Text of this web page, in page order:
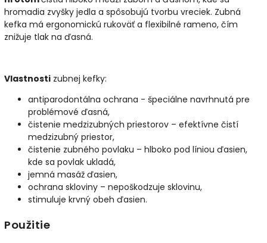
hromadia zvyšky jedla a spôsobujú tvorbu vreciek. Zubná
kefka má ergonomickú rukoväť a flexibilné rameno, čím
znižuje tlak na ďasná.
Vlastnosti zubnej kefky:
antiparodontálna ochrana - špeciálne navrhnutá pre
problémové ďasná,
čistenie medzizubných priestorov – efektívne čistí
medzizubný priestor,
čistenie zubného povlaku – hlboko pod líniou ďasien,
kde sa povlak ukladá,
jemná masáž ďasien,
ochrana skloviny – nepoškodzuje sklovinu,
stimuluje krvný obeh ďasien.
Použitie